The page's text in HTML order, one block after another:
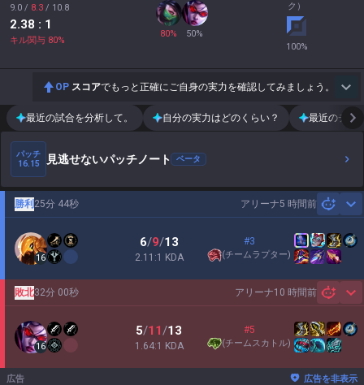
9.0 / 8.3 / 10.8
2.38 : 1
キル関与 80%
80% 50%
ク）
100%
OP スコアでもっと正確にご自身の実力を確認してみましょう。
最近の試合を分析して。 自分の実力はどのくらい？ 最近のチー
パッチ
16.15
見逃せないパッチノート ベータ
アリーナ5 時間前
勝利 25分 44秒
16
6/9/13
2.11:1 KDA
#3
(チームラプター)
アリーナ10 時間前
敗北32分 00秒
16
5/11/13
1.64:1 KDA
#5
(チームスカトル)
広告 広告を非表示